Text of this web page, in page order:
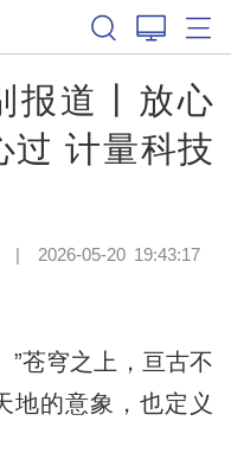
报道丨放心
过 计量科技
| 2026-05-20 19:43:17
苍穹之上，亘古不
地的意象，也定义